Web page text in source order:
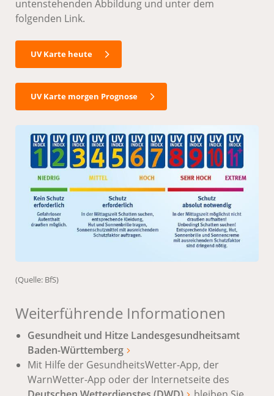
untenstehenden Abbildung und unter dem
folgenden Link.
UV Karte heute
UV Karte morgen Prognose
(Quelle: BfS)
Weiterführende Informationen
Gesundheit und Hitze Landesgesundheitsamt
Baden-Württemberg
Mit Hilfe der GesundheitsWetter-App, der
WarnWetter-App oder der Internetseite des